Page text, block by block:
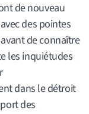
de nouveau
des pointes
de connaître
les inquiétudes
dans le détroit
des